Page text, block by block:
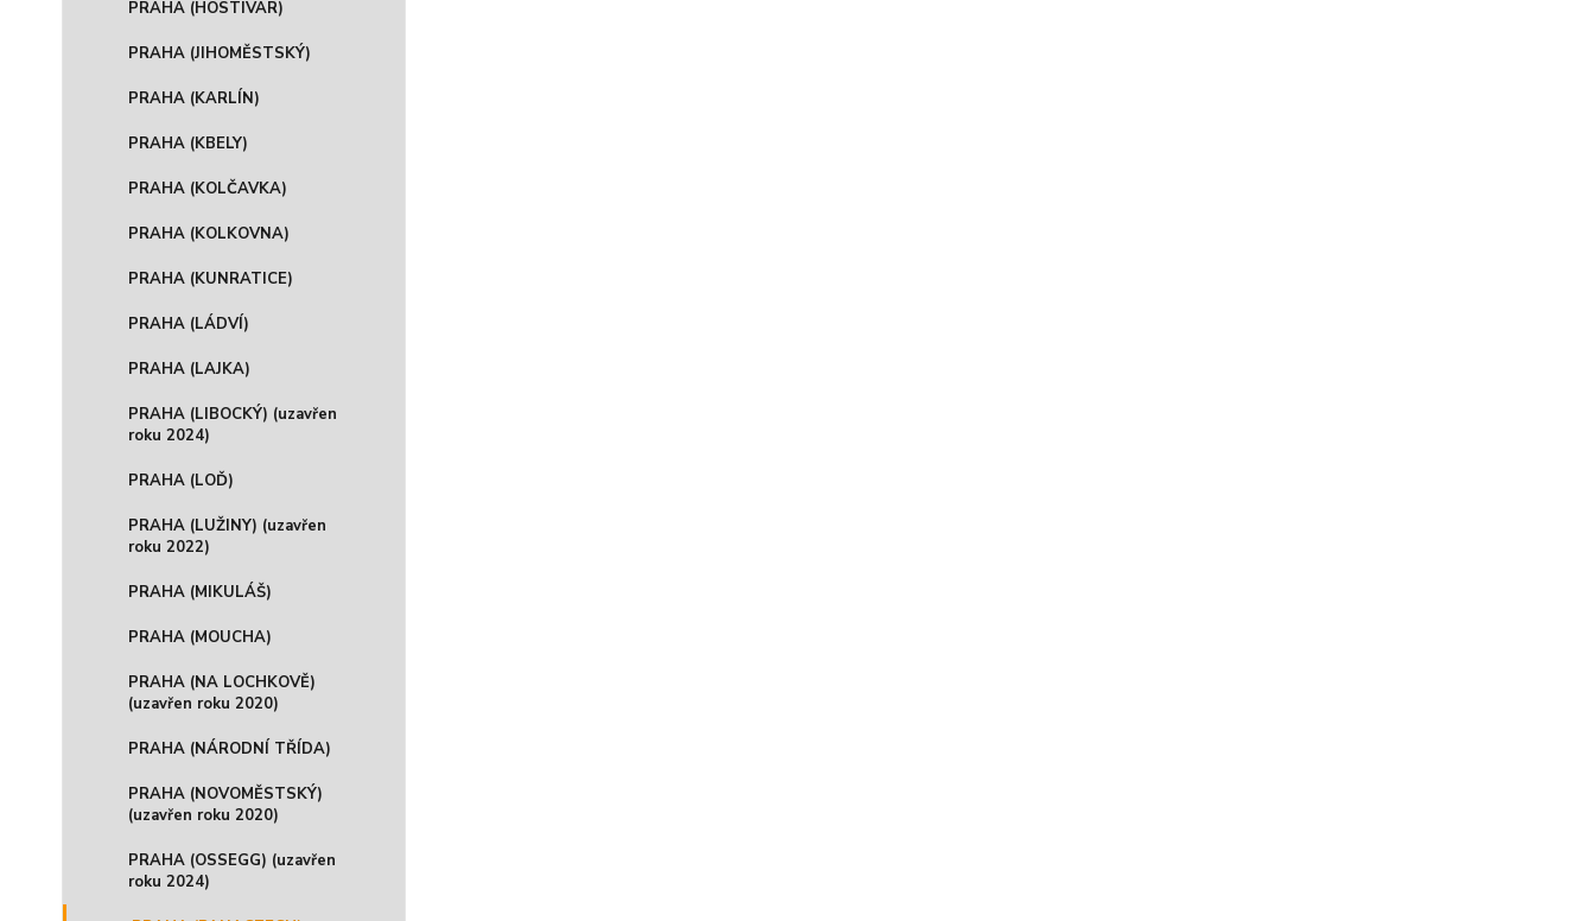
PRAHA (HOSTIVAR)
PRAHA (JIHOMĚSTSKÝ)
PRAHA (KARLÍN)
PRAHA (KBELY)
PRAHA (KOLČAVKA)
PRAHA (KOLKOVNA)
PRAHA (KUNRATICE)
PRAHA (LÁDVÍ)
PRAHA (LAJKA)
PRAHA (LIBOCKÝ) (uzavřen
roku 2024)
PRAHA (LOĎ)
PRAHA (LUŽINY) (uzavřen
roku 2022)
PRAHA (MIKULÁŠ)
PRAHA (MOUCHA)
PRAHA (NA LOCHKOVĚ)
(uzavřen roku 2020)
PRAHA (NÁRODNÍ TŘÍDA)
PRAHA (NOVOMĚSTSKÝ)
(uzavřen roku 2020)
PRAHA (OSSEGG) (uzavřen
roku 2024)